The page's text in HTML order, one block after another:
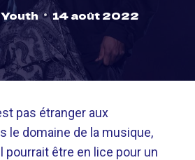
14 août 2022
pas étranger aux
le domaine de la musique,
pourrait être en lice pour un